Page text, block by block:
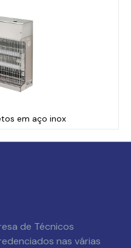
em aço inox
de Técnicos
nas várias